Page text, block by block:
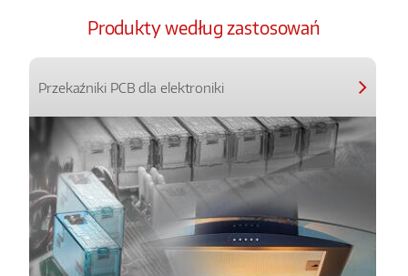
Produkty według zastosowań
Przekaźniki PCB dla elektroniki